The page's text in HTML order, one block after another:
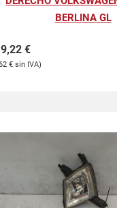
BERLINA GL
9,22€
€